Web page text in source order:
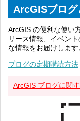
ArcGISブログ
ArcGIS の便利な使い
リース情報、イベン
な情報をお届けします
ブログの定期購読方法
ArcGIS ブログに関